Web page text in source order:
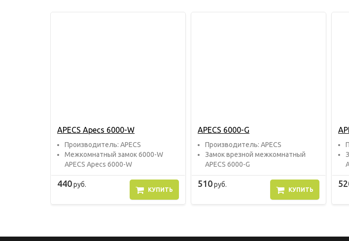
APECS Apecs 6000-W
Прoизвoдитель: APECS
Межкомнатный замок 6000-W
APECS Apecs 6000-W
440руб.
КУПИТЬ
APECS 6000-G
Прoизвoдитель: APECS
Замок врезной межкомнатный
APECS 6000-G
510руб.
КУПИТЬ